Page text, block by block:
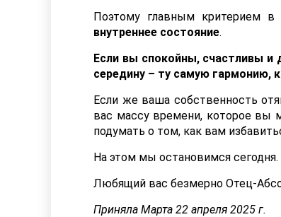
Поэтому главным критерием
внутреннее состояние.
Если вы спокойны, счастливы и
середину – ту самую гармонию,
Если же ваша собственность
вас массу времени, которое вы
подумать о том, как вам
На этом мы остановимся сегодня.
Любящий вас безмерно Отец-
Приняла Марта 22 апреля 2025 г.